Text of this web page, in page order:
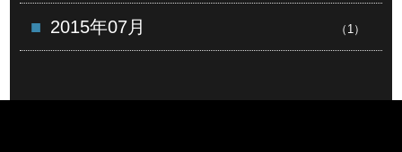
2015年07月 （1）